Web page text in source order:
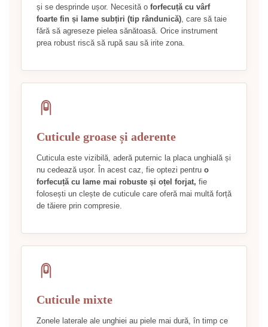
și se desprinde ușor. Necesită o forfecuță cu vârf
foarte fin și lame subțiri (tip rândunică), care să taie
fără să agreseze pielea sănătoasă. Orice instrument
prea robust riscă să rupă sau să irite zona.
Cuticule groase și aderente
Cuticula este vizibilă, aderă puternic la placa unghială și
nu cedează ușor. În acest caz, fie optezi pentru o
forfecuță cu lame mai robuste și oțel forjat, fie
folosești un clește de cuticule care oferă mai multă forță
de tăiere prin compresie.
Cuticule mixte
Zonele laterale ale unghiei au piele mai dură, în timp ce